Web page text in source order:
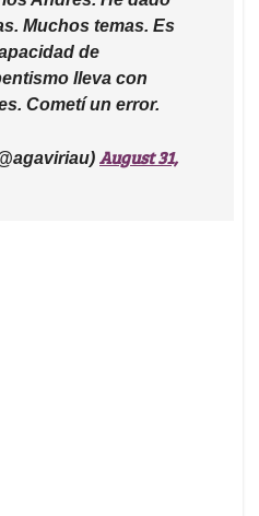
reconoció el error:
Andrés. He dado